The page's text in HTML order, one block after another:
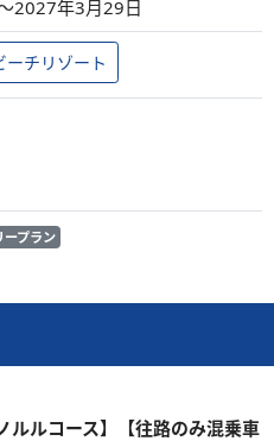
2027年3月29日
ーチリゾート
ープラン
ルルコース】【往路のみ混乗車